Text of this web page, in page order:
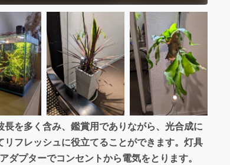
を多く含み、鑑賞用でありながら、光合成に
フレッシュに役立てることができます。灯具
プターでコンセントから電気をとります。